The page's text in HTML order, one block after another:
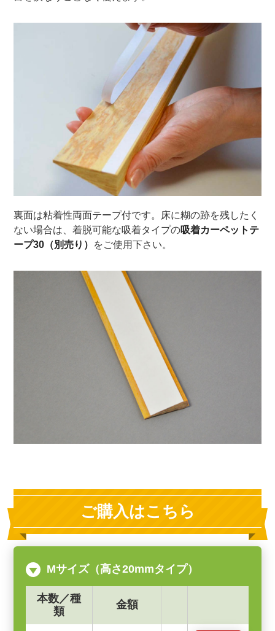
裏面は粘着性両面テープ付です。床に糊の跡を残したく
ない場合は、着脱可能な吸着タイプの吸着カーペットテ
ープ30（別売り） をご使用下さい。
ご購入はこちら
Mサイズ（高さ20mmタイプ）
本数／種
類
金額